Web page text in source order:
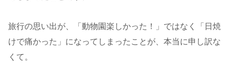
旅行の思い出が、「動物園楽しかった！」ではなく「日焼
けで痛かった」になってしまったことが、本当に申し訳な
くて。